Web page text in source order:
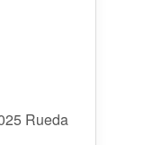
Rueda